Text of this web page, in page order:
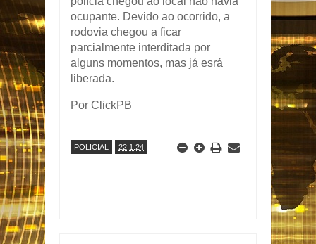
ocupante. Devido ao ocorrido, a
rodovia chegou a ficar
parcialmente interditada por
alguns momentos, mas já esrá
liberada.
Por ClickPB
POLICIAL 22.1.24